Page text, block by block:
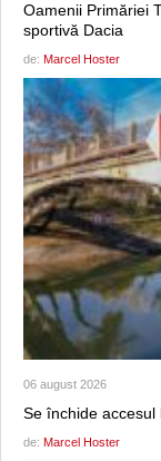
Oamenii Primăriei
sportivă Dacia
de: Marcel Hoster
06 august 2026
Se închide accesul
de: Marcel Hoster